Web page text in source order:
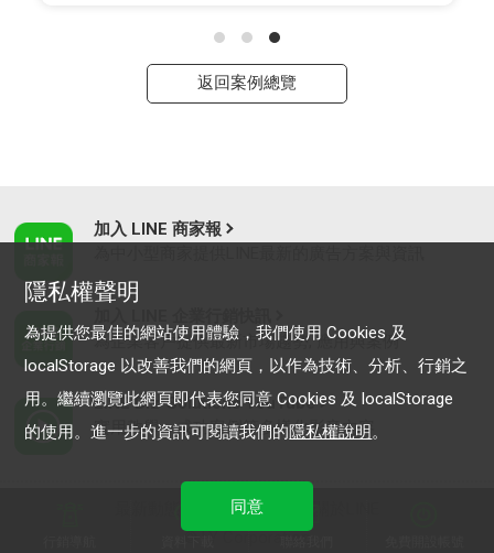
返回案例總覽
加入 LINE 商家報
為企業客戶提供最新市場趨勢, 應用與案例
LINE Biz-Solutions YouTube
實用教學、成功案例等多樣化影音內容
服務條款
© LY Corporation
隱私權聲明
為提供您最佳的網站使用體驗，我們使用 Cookies 及
localStorage 以改善我們的網頁，以作為技術、分析、行銷之
用。繼續瀏覽此網頁即代表您同意 Cookies 及 localStorage
的使用。進一步的資訊可閱讀我們的隱私權說明。
同意